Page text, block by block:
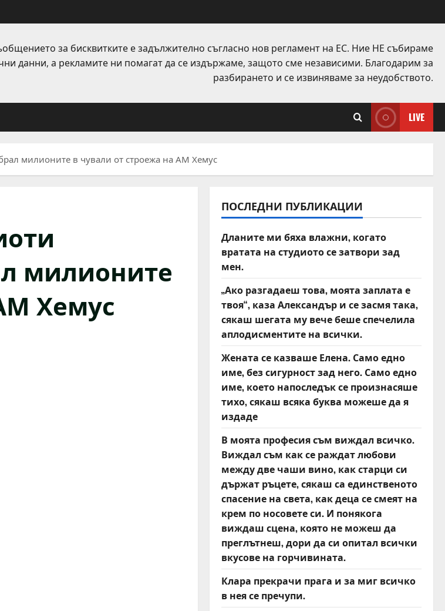
за бисквитките е задължително съгласно нов регламент на ЕС. Ние НЕ събираме
данни, а рекламите ни помагат да се издържаме, защото сме независими. Благодарим за
разбирането и се извиняваме за неудобството.
LIVE
милионите в чували от строежа на АМ Хемус
милионите
Хемус
ПОСЛЕДНИ ПУБЛИКАЦИИ
Дланите ми бяха влажни, когато
вратата на студиото се затвори зад
мен.
„Ако разгадаеш това, моята заплата е
твоя“, каза Александър и се засмя така,
сякаш шегата му вече беше спечелила
аплодисментите на всички.
Жената се казваше Елена. Само едно
име, без сигурност зад него. Само едно
име, което напоследък се произнасяше
тихо, сякаш всяка буква можеше да я
издаде
В моята професия съм виждал всичко.
Виждал съм как се раждат любови
между две чаши вино, как старци си
държат ръцете, сякаш са единственото
спасение на света, как деца се смеят на
крем по носовете си. И понякога
виждаш сцена, която не можеш да
преглътнеш, дори да си опитал всички
вкусове на горчивината.
Клара прекрачи прага и за миг всичко
в нея се пречупи.